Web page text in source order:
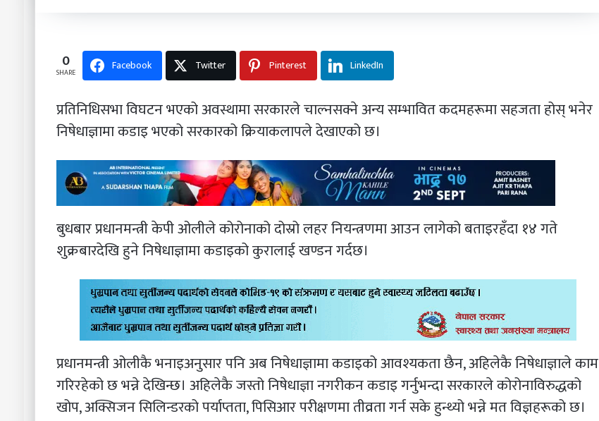
0
SHARE Facebook Twitter Pinterest LinkedIn
प्रतिनिधिसभा विघटन भएको अवस्थामा सरकारले चाल्नसक्ने अन्य सम्भावित कदमहरूमा सहजता होस् भनेर
निषेधाज्ञामा कडाइ भएको सरकारको क्रियाकलापले देखाएको छ।
बुधबार प्रधानमन्त्री केपी ओलीले कोरोनाको दोस्रो लहर नियन्त्रणमा आउन लागेको बताइरहँदा १४ गते
शुक्रबारदेखि हुने निषेधाज्ञामा कडाइको कुरालाई खण्डन गर्दछ।
प्रधानमन्त्री ओलीकै भनाइअनुसार पनि अब निषेधाज्ञामा कडाइको आवश्यकता छैन, अहिलेकै निषेधाज्ञाले काम
गरिरहेको छ भन्ने देखिन्छ। अहिलेकै जस्तो निषेधाज्ञा नगरीकन कडाइ गर्नुभन्दा सरकारले कोरोनाविरुद्धको
खोप, अक्सिजन सिलिन्डरको पर्याप्तता, पिसिआर परीक्षणमा तीव्रता गर्न सके हुन्थ्यो भन्ने मत विज्ञहरूको छ।